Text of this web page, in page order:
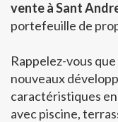
vente à Sant
portefeuille de
Rappelez-vous
nouveaux
caractéristiques
avec piscine,
Ces cookies sont
les préférences et
navigation. Grâce
habitudes de
publicités liées au